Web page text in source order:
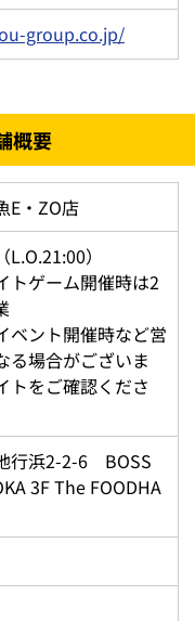
group.co.jp/
概要
E・ZO店
）
トゲーム開催時は2
ベント開催時など営
る場合がございま
トをご確認くださ
行浜2-2-6 BOSS
3F The FOODHA